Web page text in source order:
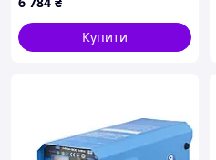
Купити